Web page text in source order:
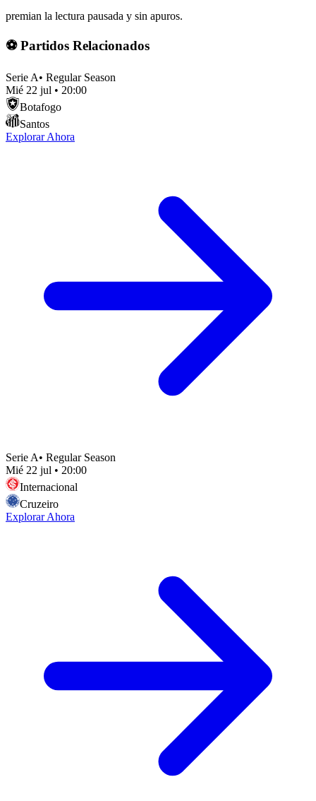
premian la lectura pausada y sin apuros.
⚽ Partidos Relacionados
Serie A• Regular Season
Mié 22 jul • 20:00
Botafogo
Santos
Explorar Ahora
Serie A• Regular Season
Mié 22 jul • 20:00
Internacional
Cruzeiro
Explorar Ahora